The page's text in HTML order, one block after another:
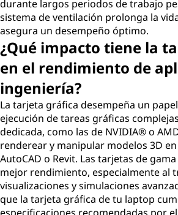
durante largos periodos de trabajo
sistema de ventilación prolonga la
asegura un desempeño óptimo.
¿Qué impacto tiene la
en el rendimiento de
ingeniería?
La tarjeta gráfica desempeña un
ejecución de tareas gráficas
dedicada, como las de NVIDIA® o
renderear y manipular modelos 3D
AutoCAD o Revit. Las tarjetas de
mejor rendimiento, especialmente al
visualizaciones y simulaciones
que la tarjeta gráfica de tu laptop